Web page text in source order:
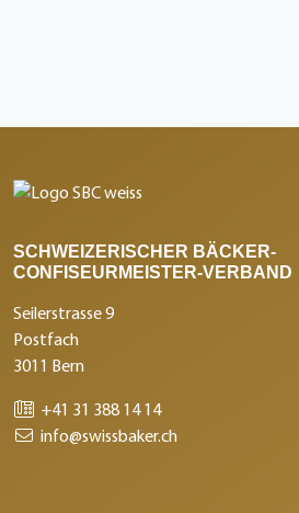
SCHWEIZERISCHER BÄCKER-
CONFISEURMEISTER-VERBAND
Seilerstrasse 9
Postfach
3011 Bern
+41 31 388 14 14
info@swissbaker.ch